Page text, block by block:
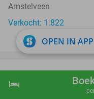
shopping_cart
hotel
Amstelveen
Verkocht: 1.822
Overnachting voor
gangendiner bij
OPEN IN APP